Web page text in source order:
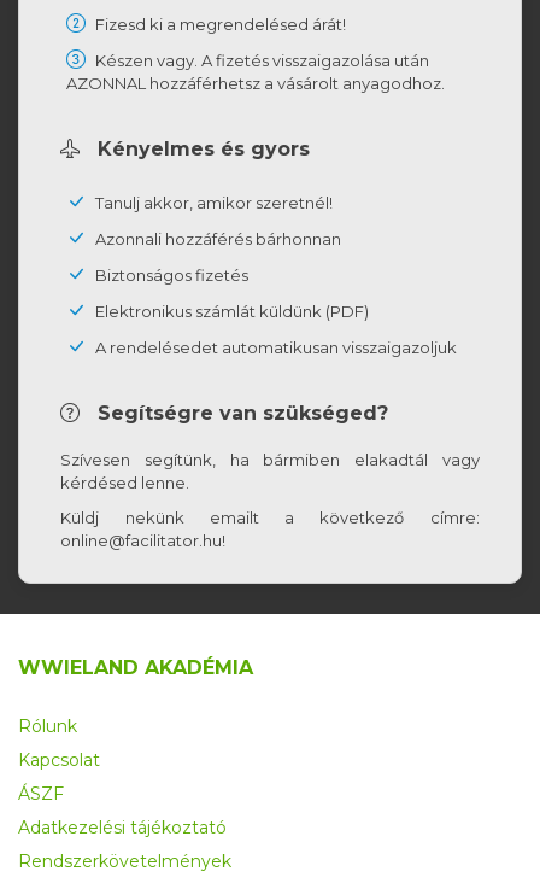
Fizesd ki a megrendelésed árát!
Készen vagy. A fizetés visszaigazolása után
AZONNAL hozzáférhetsz a vásárolt anyagodhoz.
Kényelmes és gyors
Tanulj akkor, amikor szeretnél!
Azonnali hozzáférés bárhonnan
Biztonságos fizetés
Elektronikus számlát küldünk (PDF)
A rendelésedet automatikusan visszaigazoljuk
Segítségre van szükséged?
Szívesen segítünk, ha bármiben elakadtál vagy
kérdésed lenne.
Küldj nekünk emailt a következő címre:
online@facilitator.hu!
WWIELAND AKADÉMIA
Rólunk
Kapcsolat
ÁSZF
Adatkezelési tájékoztató
Rendszerkövetelmények